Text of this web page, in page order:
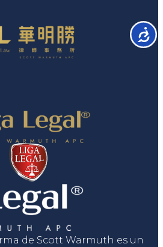
de Scott Warmuth es un